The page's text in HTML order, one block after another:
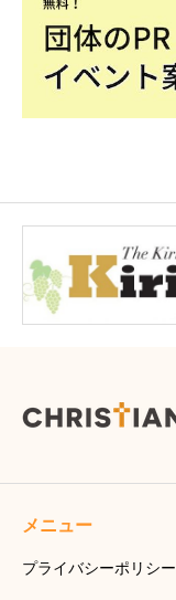
メニュー
プライバシーポリシー